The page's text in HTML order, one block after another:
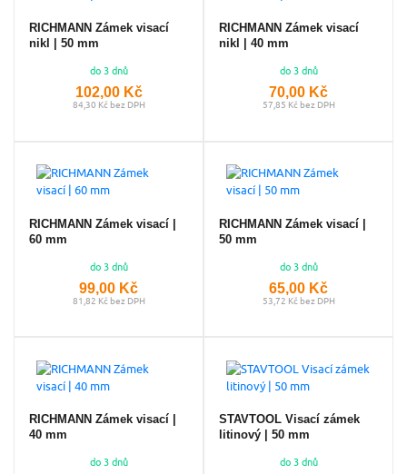
RICHMANN Zámek visací
nikl | 50 mm
do 3 dnů
102,00 Kč
84,30 Kč bez DPH
RICHMANN Zámek visací
nikl | 40 mm
do 3 dnů
70,00 Kč
57,85 Kč bez DPH
RICHMANN Zámek visací |
60 mm
do 3 dnů
99,00 Kč
81,82 Kč bez DPH
RICHMANN Zámek visací |
50 mm
do 3 dnů
65,00 Kč
53,72 Kč bez DPH
RICHMANN Zámek visací |
40 mm
do 3 dnů
STAVTOOL Visací zámek
litinový | 50 mm
do 3 dnů